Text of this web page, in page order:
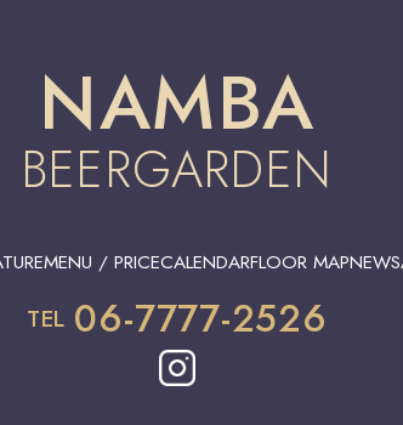
NAMBA
BEERGARDEN
MENU / PRICECALENDARFLOOR MAPNEWS
TEL 06-7777-2526